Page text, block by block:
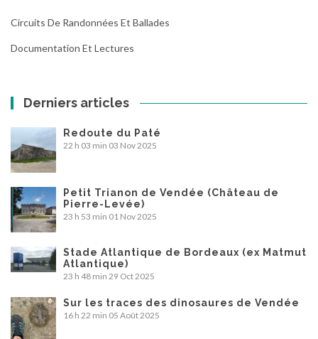
Circuits De Randonnées Et Ballades
Documentation Et Lectures
Derniers articles
Redoute du Paté
22 h 03 min 03 Nov 2025
Petit Trianon de Vendée (Château de
Pierre-Levée)
23 h 53 min 01 Nov 2025
Stade Atlantique de Bordeaux (ex Matmut
Atlantique)
23 h 48 min 29 Oct 2025
Sur les traces des dinosaures de Vendée
16 h 22 min 05 Août 2025